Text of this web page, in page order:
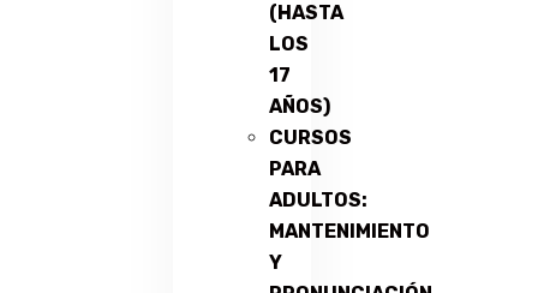
(HASTA
LOS
17
AÑOS)
CURSOS
PARA
ADULTOS:
MANTENIMIENTO
Y